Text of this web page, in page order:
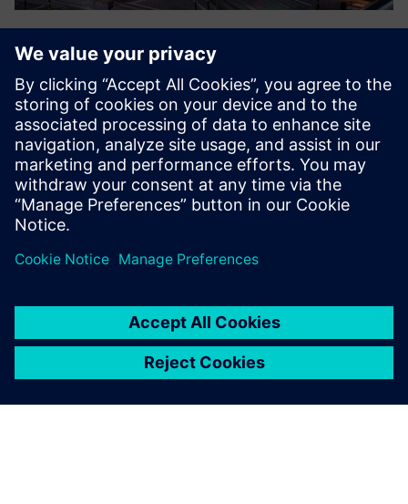
The cloud service Smart Energy by Crossbreed optimizes
energy usage in buildings by supporting the district
heating system without renouncing comfort and indoor
climate. Continuous real-time analysis adapts the heating
curve to ac...
Докладніше